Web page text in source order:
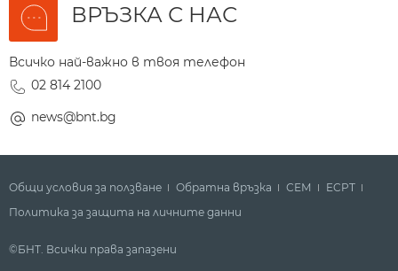
ВРЪЗКА С НАС
Всичко най-важно в твоя телефон
02 814 2100
news@bnt.bg
Общи условия за ползване Обратна връзка СЕМ
ECPT
Политика за защита на личните данни
©БНТ. Всички права запазени